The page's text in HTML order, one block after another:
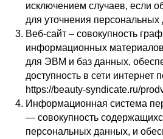
исключением случаев, если
для уточнения персональных
Веб-сайт – совокупность
информационных
для ЭВМ и баз данных,
доступность в сети интернет
https://beauty-syndicate.ru/
Информационная система
— совокупность
персональных данных, и